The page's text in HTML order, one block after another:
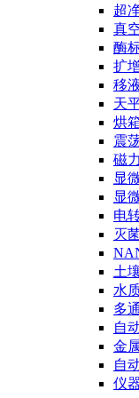
超
真
酶
扩
移
天
烘
震
磁
显
显
电
灭
土
水
多
自
金
自
仪